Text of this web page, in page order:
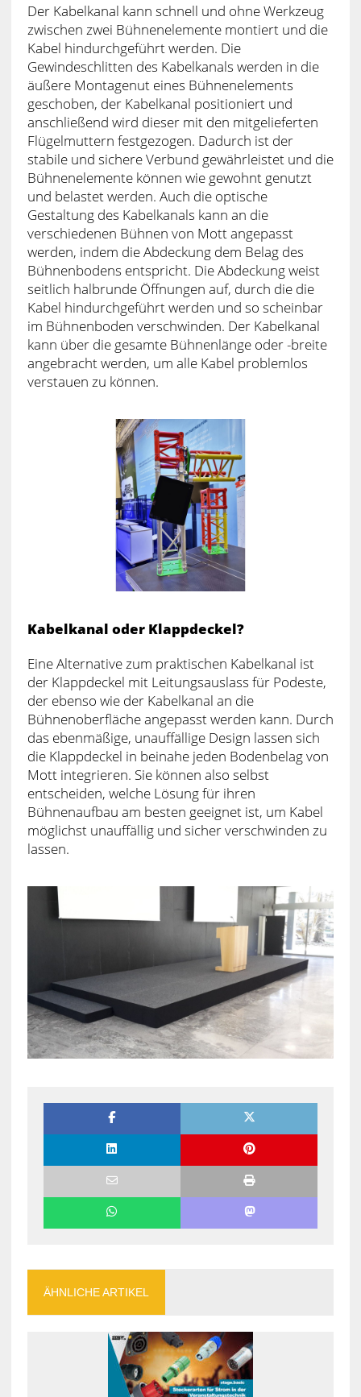
Der Kabelkanal kann schnell und ohne Werkzeug
zwischen zwei Bühnenelemente montiert und die
Kabel hindurchgeführt werden. Die
Gewindeschlitten des Kabelkanals werden in die
äußere Montagenut eines Bühnenelements
geschoben, der Kabelkanal positioniert und
anschließend wird dieser mit den mitgelieferten
Flügelmuttern festgezogen. Dadurch ist der
stabile und sichere Verbund gewährleistet und die
Bühnenelemente können wie gewohnt genutzt
und belastet werden. Auch die optische
Gestaltung des Kabelkanals kann an die
verschiedenen Bühnen von Mott angepasst
werden, indem die Abdeckung dem Belag des
Bühnenbodens entspricht. Die Abdeckung weist
seitlich halbrunde Öffnungen auf, durch die die
Kabel hindurchgeführt werden und so scheinbar
im Bühnenboden verschwinden. Der Kabelkanal
kann über die gesamte Bühnenlänge oder -breite
angebracht werden, um alle Kabel problemlos
verstauen zu können.
Kabelkanal oder Klappdeckel?
Eine Alternative zum praktischen Kabelkanal ist
der Klappdeckel mit Leitungsauslass für Podeste,
der ebenso wie der Kabelkanal an die
Bühnenoberfläche angepasst werden kann. Durch
das ebenmäßige, unauffällige Design lassen sich
die Klappdeckel in beinahe jeden Bodenbelag von
Mott integrieren. Sie können also selbst
entscheiden, welche Lösung für ihren
Bühnenaufbau am besten geeignet ist, um Kabel
möglichst unauffällig und sicher verschwinden zu
lassen.
ÄHNLICHE ARTIKEL